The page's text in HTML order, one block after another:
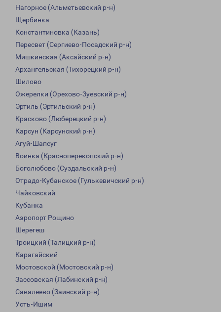
Нагорное (Альметьевский р-н)
Щербинка
Константиновка (Казань)
Пересвет (Сергиево-Посадский р-н)
Мишкинская (Аксайский р-н)
Архангельская (Тихорецкий р-н)
Шилово
Ожерелки (Орехово-Зуевский р-н)
Эртиль (Эртильский р-н)
Красково (Люберецкий р-н)
Карсун (Карсунский р-н)
Агуй-Шапсуг
Воинка (Красноперекопский р-н)
Боголюбово (Суздальский р-н)
Отрадо-Кубанское (Гулькевичский р-н)
Чайковский
Кубанка
Аэропорт Рощино
Шерегеш
Троицкий (Талицкий р-н)
Карагайский
Мостовской (Мостовский р-н)
Зассовская (Лабинский р-н)
Савалеево (Заинский р-н)
Усть-Ишим